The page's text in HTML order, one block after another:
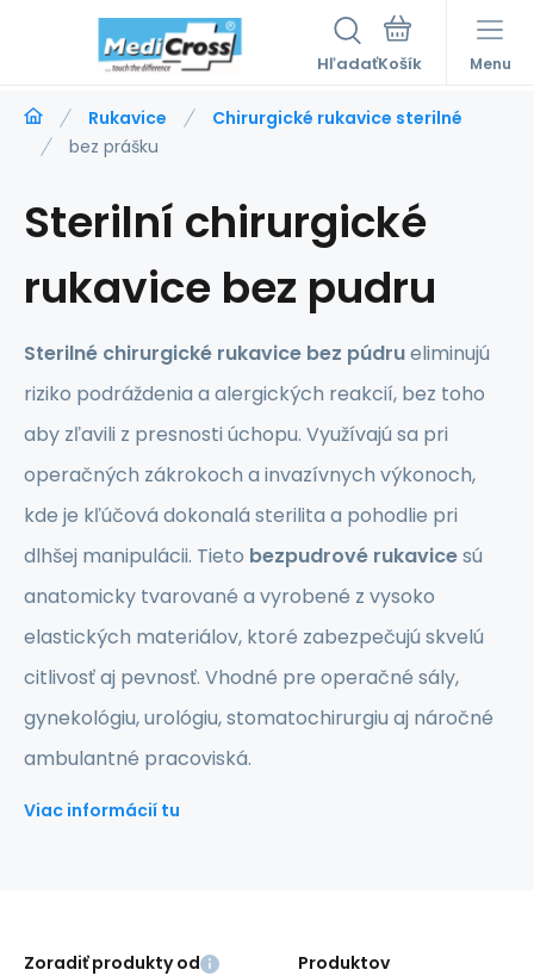
Hľadať Menu
Rukavice
Chirurgické rukavice sterilné
bez prášku
Sterilní chirurgické
rukavice bez pudru
Sterilné chirurgické rukavice bez púdrueliminujú
riziko podráždenia a alergických reakcií, bez toho
aby zľavili z presnosti úchopu. Využívajú sa pri
operačných zákrokoch a invazívnych výkonoch,
kde je kľúčová dokonalá sterilita a pohodlie pri
dlhšej manipulácii. Tieto bezpudrové rukavicesú
anatomicky tvarované a vyrobené z vysoko
elastických materiálov, ktoré zabezpečujú skvelú
citlivosť aj pevnosť. Vhodné pre operačné sály,
gynekológiu, urológiu, stomatochirurgiu aj náročné
ambulantné pracoviská.
Viac informácií tu
Zoradiť produkty od Produktov